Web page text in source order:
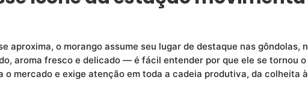
aproxima, o morango assume seu lugar de destaque nas gôndolas,
aroma fresco e delicado — é fácil entender por que ele se tornou
mercado e exige atenção em toda a cadeia produtiva, da colheita